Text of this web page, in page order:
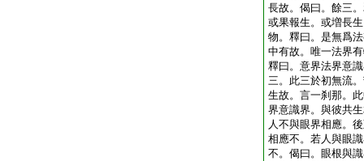
長故。偈曰。餘三
或果報生。或増長
物。釋曰。是無爲
中有故。唯一法界
釋曰。意界法界意
三。此三於初無流
生故。言一刹那。
界意識界。與彼共
人不與眼界相應。
相應不。若人與眼
不。偈曰。眼根與